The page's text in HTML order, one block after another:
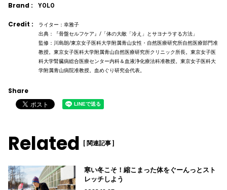
Brand : YOLO
Credit :
ライター：幸雅子
出典：『骨盤セルフケア』/「体の大敵「冷え」とサヨナラする方法」
監修：川島朗/東京女子医科大学附属青山女性・自然医療研究所自然医療部門准
教授。東京女子医科大学附属青山自然医療研究所クリニック所長。東京女子医
科大学腎臓病総合医療センター内科＆血液浄化療法科准教授。東京女子医科大
学附属青山病院准教授。血めぐり研究会代表。
Share
Related [ 関連記事 ]
寒い冬こそ！縮こまった体をぐーんっとスト
レッチしよう